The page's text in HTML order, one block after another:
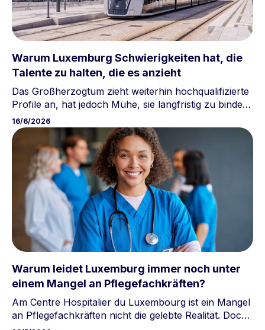
Warum Luxemburg Schwierigkeiten hat, die
Talente zu halten, die es anzieht
Das Großherzogtum zieht weiterhin hochqualifizierte
Profile an, hat jedoch Mühe, sie langfristig zu binden.
Der abschließende Luxtalent-Bericht, veröffentlicht
am 15. Juni 2026, identifiziert den Wohnungsmarkt
als die größte Bedrohung für die Attraktivität
Luxemburgs als Wohnstandort.
16/6/2026
Warum leidet Luxemburg immer noch unter
einem Mangel an Pflegefachkräften?
Am Centre Hospitalier du Luxembourg ist ein Mangel
an Pflegefachkräften nicht die gelebte Realität. Doch